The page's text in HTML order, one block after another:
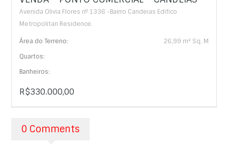
Avenida Olivia Flores nº 1336 -Bairro Candeias Edifico
Metropolitan Residence.
Área do Terreno:
26,99 m² Sq. M
Quartos:
Banheiros:
R$330.000,00
0 Comments